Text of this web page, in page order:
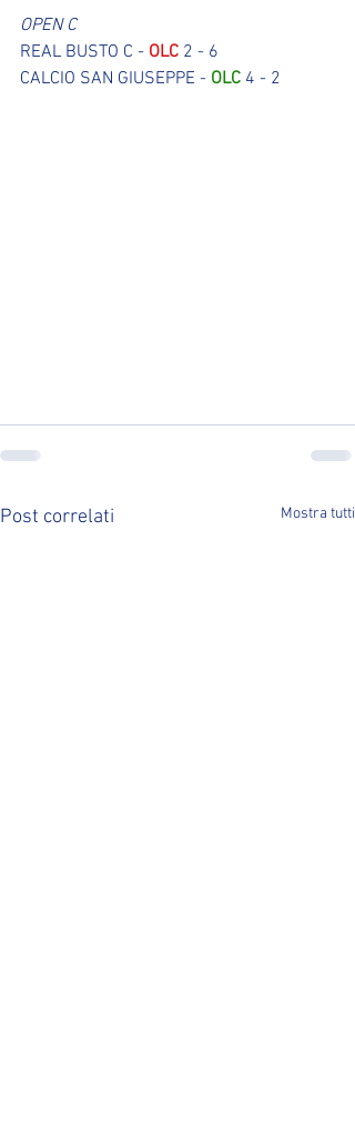
OPEN C
REAL BUSTO C - OLC 2 - 6
CALCIO SAN GIUSEPPE - OLC 4 - 2
Post correlati Mostra tutti